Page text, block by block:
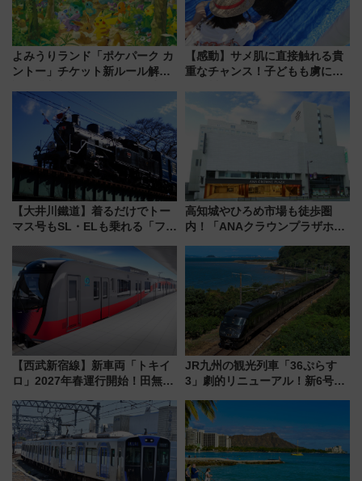
よみうりランド「ポケパーク カ
ントー」チケット新ルール解
本人確認が11月スタート
【感動】サメ肌に直接触れる貴
重なチャンス！子どもも虜にな
メのタッチングプール」【夏休
み限定企画】
【大井川鐵道】着るだけでトー
マス号もSL・ELも乗れる「フリ
受注販売
高知城やひろめ市場も徒歩圏
内！「ANAクラウンプラザホテ
【西武新宿線】新車両「トキイ
ロ」2027年春運行開始！田無・
「第2弾」も
JR九州の観光列車「36ぷらす
3」劇的リニューアル！新6号車
別 “プレミアムランチ”導入･ル
ートや価格など解説